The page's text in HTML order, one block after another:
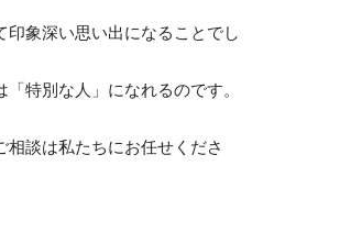
印象深い思い出になることでし
特別な人」になれるのです。
相談は私たちにお任せくださ